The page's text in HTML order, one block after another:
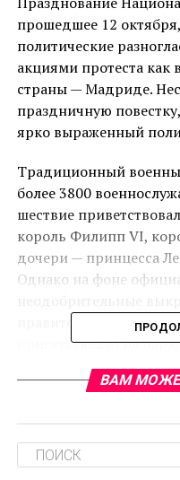
прошедшее 12
политические
акциями протеста как
страны — Мадриде.
праздничную
ярко выраженный
Традиционный
более 3800
шествие
король Филипп VI,
дочери — принцесса
Однако на фоне
правительства Педро
присутствовал на
Политическое
Сантьяго Абаскаля не
галерее рядом с
участвовать в
ВАМ